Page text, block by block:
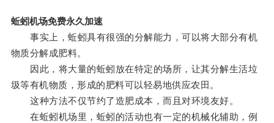
蚯蚓机场免费永久加速
事实上，蚯蚓具有很强的分解能力，可以将大部分有机
物质分解成肥料。
因此，将大量的蚯蚓放在特定的场所，让其分解生活垃
圾等有机物质，形成的肥料可以轻易地供应农田。
这种方法不仅节约了造肥成本，而且对环境友好。
在蚯蚓机场里，蚯蚓的活动也有一定的机械化辅助，例